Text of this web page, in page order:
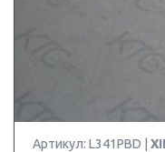
Артикул: L341PBD |